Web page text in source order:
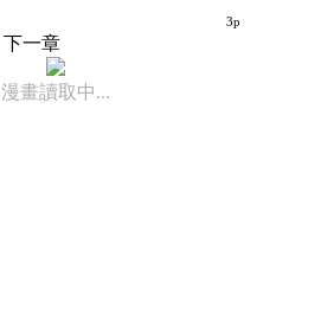
3p
下一章
漫畫讀取中...